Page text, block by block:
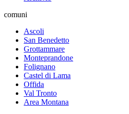
comuni
Ascoli
San Benedetto
Grottammare
Monteprandone
Folignano
Castel di Lama
Offida
Val Tronto
Area Montana